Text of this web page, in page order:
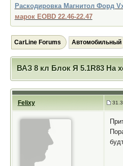
Раскодировка Магнитол Форд
марок EOBD 22.46-22.47
CarLine Forums Автомобильный
ВАЗ 8 кл Блок Я 5.1R83 На
Felixy